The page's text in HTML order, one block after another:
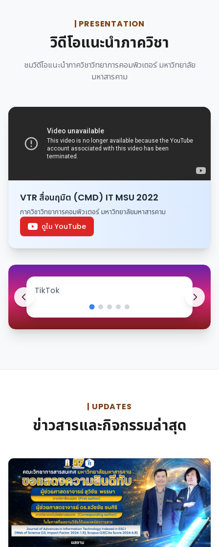
| PRESENTATION
วิดีโอแนะนำภาควิชา
ชมวิดีโอแนะนำภาควิชาวิทยาการคอมพิวเตอร์ มหาวิทยาลัย
มหาสารคาม
VTR สื่อนฤมิต (CMD) IT MSU 2022
ภาควิชาวิทยาการคอมพิวเตอร์ มหาวิทยาลัยมหาสารคาม
ดูใน YouTube
TikTok
| UPDATES
ข่าวสารและกิจกรรมล่าสุด